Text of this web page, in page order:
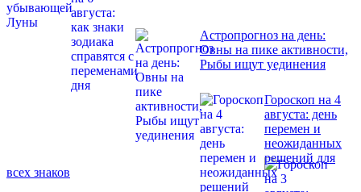
Астропрогноз на день:
Овны на пике активности,
Рыбы ищут уединения
Гороскоп на 4
августа: день
перемен и
неожиданных
решений для
всех знаков